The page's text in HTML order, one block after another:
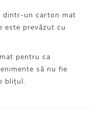
dintr-un carton mat
este prevăzut cu
pentru ca
să nu fie
blițul.